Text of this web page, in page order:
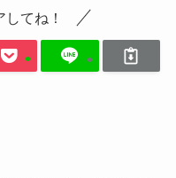
てね！